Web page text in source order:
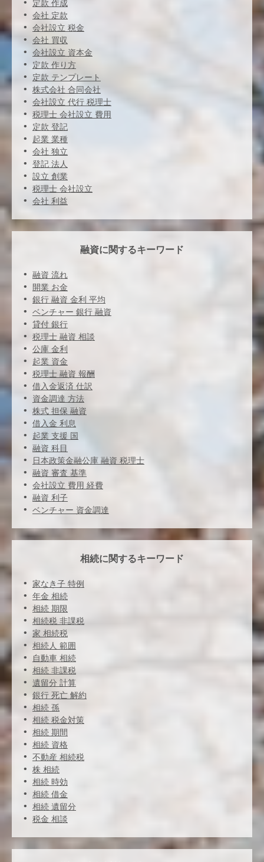
定款 作成
会社 定款
会社設立 税金
会社 買収
会社設立 資本金
定款 作り方
定款 テンプレート
株式会社 合同会社
会社設立 代行 税理士
税理士 会社設立 費用
定款 登記
起業 業種
会社 独立
登記 法人
設立 創業
税理士 会社設立
会社 利益
融資に関するキーワード
融資 流れ
開業 お金
銀行 融資 金利 平均
ベンチャー 銀行 融資
貸付 銀行
税理士 融資 相談
公庫 金利
起業 資金
税理士 融資 報酬
借入金返済 仕訳
資金調達 方法
株式 担保 融資
借入金 利息
起業 支援 国
融資 科目
日本政策金融公庫 融資 税理士
融資 審査 基準
会社設立 費用 経費
融資 利子
ベンチャー 資金調達
相続に関するキーワード
家なき子 特例
年金 相続
相続 期限
相続税 非課税
家 相続税
相続人 範囲
自動車 相続
相続 非課税
遺留分 計算
銀行 死亡 解約
相続 孫
相続 税金対策
相続 期間
相続 資格
不動産 相続税
株 相続
相続 時効
相続 借金
相続 遺留分
税金 相談